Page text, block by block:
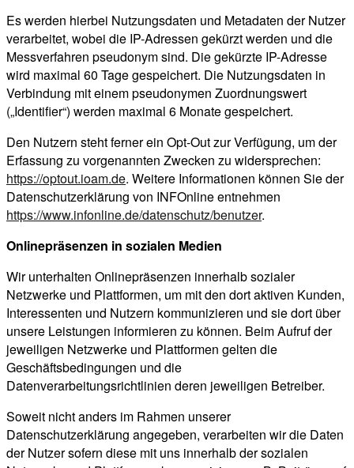
Es werden hierbei Nutzungsdaten und Metadaten der Nutzer
verarbeitet, wobei die IP-Adressen gekürzt werden und die
Messverfahren pseudonym sind. Die gekürzte IP-Adresse
wird maximal 60 Tage gespeichert. Die Nutzungsdaten in
Verbindung mit einem pseudonymen Zuordnungswert
(„Identifier“) werden maximal 6 Monate gespeichert.
Den Nutzern steht ferner ein Opt-Out zur Verfügung, um der
Erfassung zu vorgenannten Zwecken zu widersprechen:
https://optout.ioam.de. Weitere Informationen können Sie der
Datenschutzerklärung von INFOnline entnehmen
https://www.infonline.de/datenschutz/benutzer.
Onlinepräsenzen in sozialen Medien
Wir unterhalten Onlinepräsenzen innerhalb sozialer
Netzwerke und Plattformen, um mit den dort aktiven Kunden,
Interessenten und Nutzern kommunizieren und sie dort über
unsere Leistungen informieren zu können. Beim Aufruf der
jeweiligen Netzwerke und Plattformen gelten die
Geschäftsbedingungen und die
Datenverarbeitungsrichtlinien deren jeweiligen Betreiber.
Soweit nicht anders im Rahmen unserer
Datenschutzerklärung angegeben, verarbeiten wir die Daten
der Nutzer sofern diese mit uns innerhalb der sozialen